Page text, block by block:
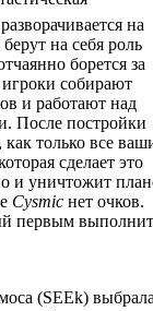
на
на себя роль
борется за
собирают
и работают над
После постройки
только все
сделает это
и уничтожит
Cysmic нет очков.
первым выполнит
(SEEk)